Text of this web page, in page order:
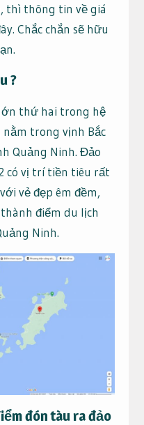
thì thông tin về giá
Chắc chắn sẽ hữu
?
thứ hai trong hệ
nằm trong vịnh Bắc
Quảng Ninh. Đảo
có vị trí tiền tiêu rất
vẻ đẹp êm đềm,
điểm du lịch
Ninh.
đón tàu ra đảo